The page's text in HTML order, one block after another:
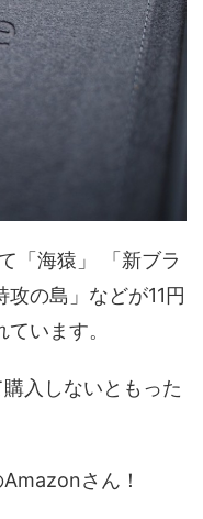
「海猿」 「新ブラ
の島」などが11円
います。
入しないともった
さん！